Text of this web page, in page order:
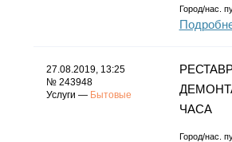
Город/нас.
27.08.2019, 13:25
№ 243948
Услуги — Бытовые
ЧАСА
Город/нас.